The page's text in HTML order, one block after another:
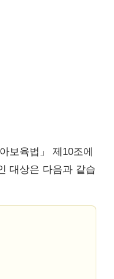
보육법」 제10조에
대상은 다음과 같습